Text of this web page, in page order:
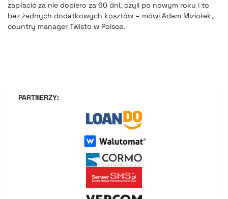
zapłacić za nie dopiero za 60 dni, czyli po nowym roku i to
bez żadnych dodatkowych kosztów – mówi Adam Miziołek,
country manager Twisto w Polsce.
PARTNERZY: